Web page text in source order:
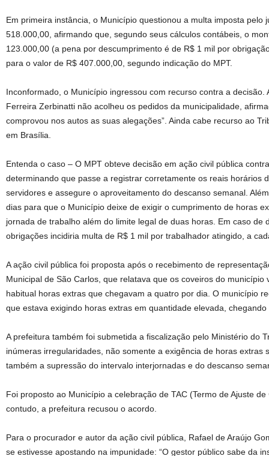
Em primeira instância, o Município questionou a multa imposta pelo
518.000,00, afirmando que, segundo seus cálculos contábeis, o
123.000,00 (a pena por descumprimento é de R$ 1 mil por
para o valor de R$ 407.000,00, segundo indicação do MPT.
Inconformado, o Município ingressou com recurso contra a decisão.
Ferreira Zerbinatti não acolheu os pedidos da municipalidade,
comprovou nos autos as suas alegações”. Ainda cabe recurso ao
em Brasília.
Entenda o caso – O MPT obteve decisão em ação civil pública
determinando que passe a registrar corretamente os reais horários
servidores e assegure o aproveitamento do descanso semanal.
dias para que o Município deixe de exigir o cumprimento de horas
jornada de trabalho além do limite legal de duas horas. Em caso de
obrigações incidiria multa de R$ 1 mil por trabalhador atingido, a
A ação civil pública foi proposta após o recebimento de
Municipal de São Carlos, que relatava que os coveiros do município
habitual horas extras que chegavam a quatro por dia. O município
que estava exigindo horas extras em quantidade elevada,
A prefeitura também foi submetida a fiscalização pelo Ministério do
inúmeras irregularidades, não somente a exigência de horas extras
também a supressão do intervalo interjornadas e do descanso
Foi proposto ao Município a celebração de TAC (Termo de Ajuste
contudo, a prefeitura recusou o acordo.
Para o procurador e autor da ação civil pública, Rafael de Araújo
se estivesse apostando na impunidade: “O gestor público sabe da